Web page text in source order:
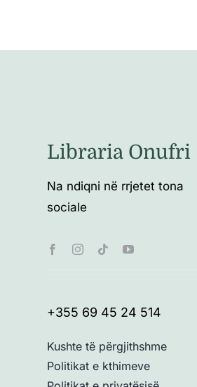
Libraria Onufri
Na ndiqni në rrjetet tona
sociale
+355 69 45 24 514
Kushte të përgjithshme
Politikat e kthimeve